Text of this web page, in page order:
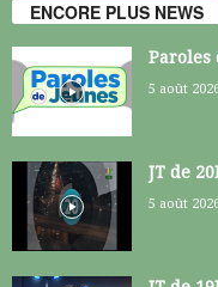
ENCORE PLUS NEWS
Paroles
5 août
JT de
5 août